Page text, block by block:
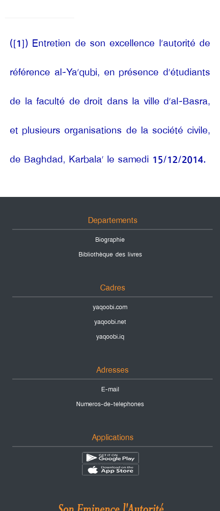
([1]) Entretien de son excellence l’autorité de
référence al-Ya’qubi, en présence d’étudiants
de la faculté de droit dans la ville d’al-Basra,
et plusieurs organisations de la société civile,
de Baghdad, Karbala’ le samedi 15/12/2014.
Departements
Biographie
Bibliothèque des livres
Cadres
yaqoobi.com
yaqoobi.net
yaqoobi.iq
Adresses
E-mail
Numeros-de-telephones
Applications